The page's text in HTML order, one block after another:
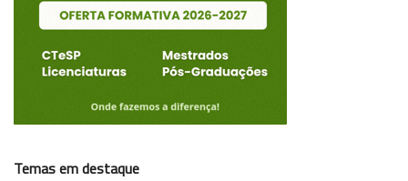
Temas em destaque